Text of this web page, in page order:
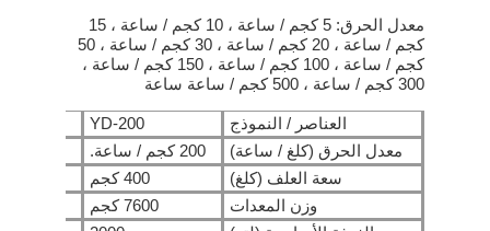
معدل الحرق: 5 كجم / ساعة ، 10 كجم / ساعة ، 15
كجم / ساعة ، 20 كجم / ساعة ، 30 كجم / ساعة ، 50
كجم / ساعة ، 100 كجم / ساعة ، 150 كجم / ساعة ،
300 كجم / ساعة ، 500 كجم / ساعة ساعة
العناصر / النموذج YD-200
معدل الحرق (كلغ / ساعة)
200 كجم / ساعة.
سعة العلف (كلغ)
400 كجم
وزن المعدات
7600 كجم